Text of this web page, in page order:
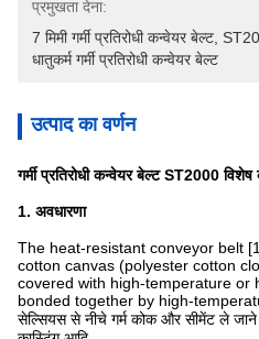
प्रमुखता देना:
7 मिमी गर्मी प्रतिरोधी कन्वेयर बेल्ट
धातुकर्म गर्मी प्रतिरोधी कन्वेयर बेल्ट
उत्पाद का वर्णन
गर्मी प्रतिरोधी कन्वेयर बेल्ट ST2000
1. अवधारणा
The heat-resistant conveyor belt
cotton canvas (polyester cotton
covered with high-temperature or
bonded together by high-
सेल्सियस से नीचे गर्म कोक और सीमेंट ले